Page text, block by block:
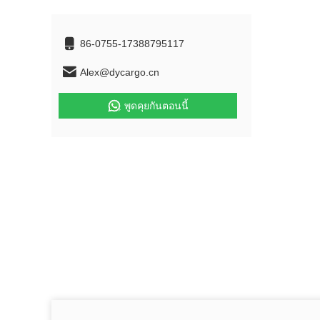
86-0755-17388795117
Alex@dycargo.cn
พูดคุยกันตอนนี้